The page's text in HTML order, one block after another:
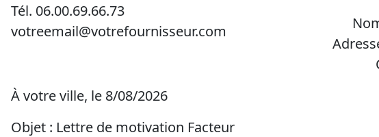
Tél. 06.00.69.66.73
votreemail@votrefournisseur.com
À votre ville, le 8/08/2026
Objet : Lettre de motivation Facteur